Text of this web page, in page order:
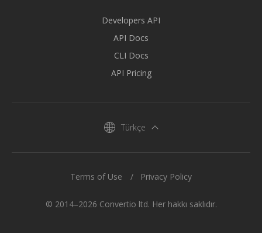
Developers API
API Docs
CLI Docs
API Pricing
Türkçe
© 2014–2026 Convertio ltd. Her hakkı saklıdır.
Terms of Use Privacy Policy